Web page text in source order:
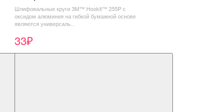
Шлифовальные круги 3M™ Hookit™ 255P с
оксидом алюминия на гибкой бумажной основе
являются универсаль..
33₽